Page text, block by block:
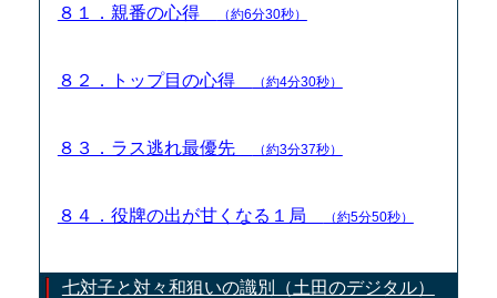
８１．親番の心得 （約6分30秒）
８２．トップ目の心得 （約4分30秒）
８３．ラス逃れ最優先 （約3分37秒）
８４．役牌の出が甘くなる１局 （約5分50秒）
七対子と対々和狙いの識別（土田のデジタル）